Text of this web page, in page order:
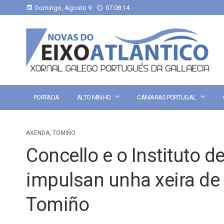
Domingo, Agosto 9 07:08:15
PORTADA ALTO MINHO CÁMARAS PORTUGAL
AXENDA, TOMIÑO
Concello e o Instituto
impulsan unha xeira
Tomiño